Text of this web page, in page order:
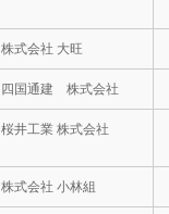
株式会社 大旺
四国通建 株式会社
桜井工業 株式会社
株式会社 小林組